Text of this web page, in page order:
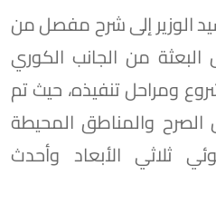
الوزير إلى شرح مفصل من
من الجانب الكوري
ومراحل تنفيذه، حيث تم
والمناطق المحيطة
ثلاثي الأبعاد وأحدث